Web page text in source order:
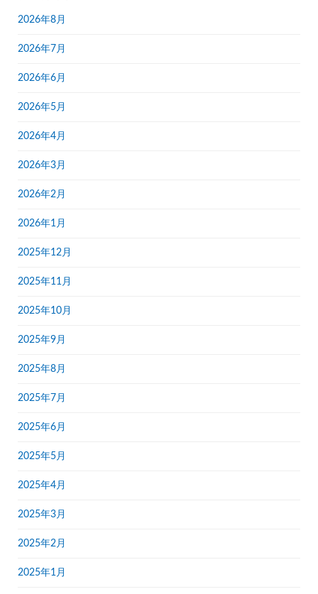
2026年8月
2026年7月
2026年6月
2026年5月
2026年4月
2026年3月
2026年2月
2026年1月
2025年12月
2025年11月
2025年10月
2025年9月
2025年8月
2025年7月
2025年6月
2025年5月
2025年4月
2025年3月
2025年2月
2025年1月